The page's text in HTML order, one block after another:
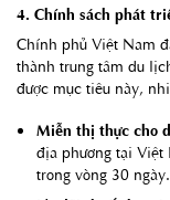
4. Chính sách phát
Chính phủ Việt Nam
thành trung tâm du
được mục tiêu này,
Miễn thị thực cho
địa phương tại
trong vòng 30 ngày.